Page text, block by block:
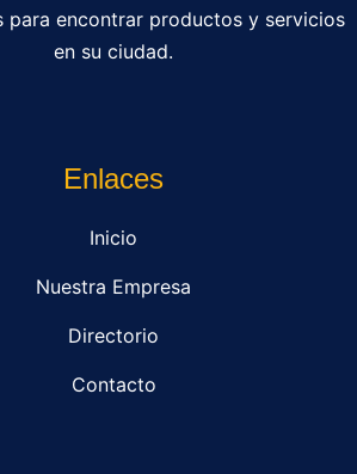
para encontrar productos y servicios
en su ciudad.
Enlaces
Inicio
Nuestra Empresa
Directorio
Contacto